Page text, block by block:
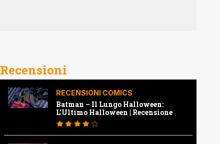
Recensioni
RECENSIONI COMICS
Batman – Il Lungo Halloween:
L’Ultimo Halloween | Recensione